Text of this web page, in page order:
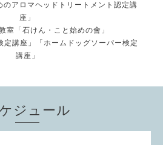
アロマヘッドトリートメント認定講
座」
室「石けん・こと始めの會」
定講座」「ホームドッグソーパー検定
講座」
ジュール